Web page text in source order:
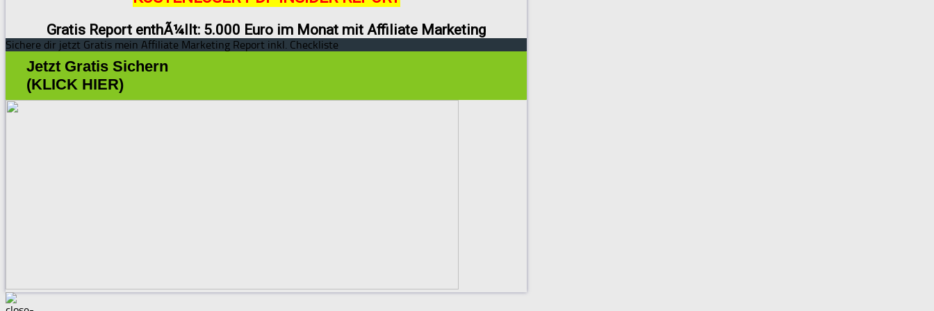
Gratis Report enthÃ¼llt: 5.000 Euro im Monat mit Affiliate Marketing
Sichere dir jetzt Gratis mein Affiliate Marketing Report inkl. Checkliste
Jetzt Gratis Sichern
(KLICK HIER)